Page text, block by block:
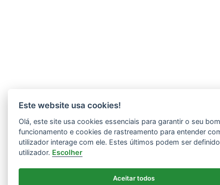
Este website usa cookies!
Olá, este site usa cookies essenciais para garantir o seu
funcionamento e cookies de rastreamento para entender
utilizador interage com ele. Estes últimos podem ser
utilizador. Escolher
Aceitar todos